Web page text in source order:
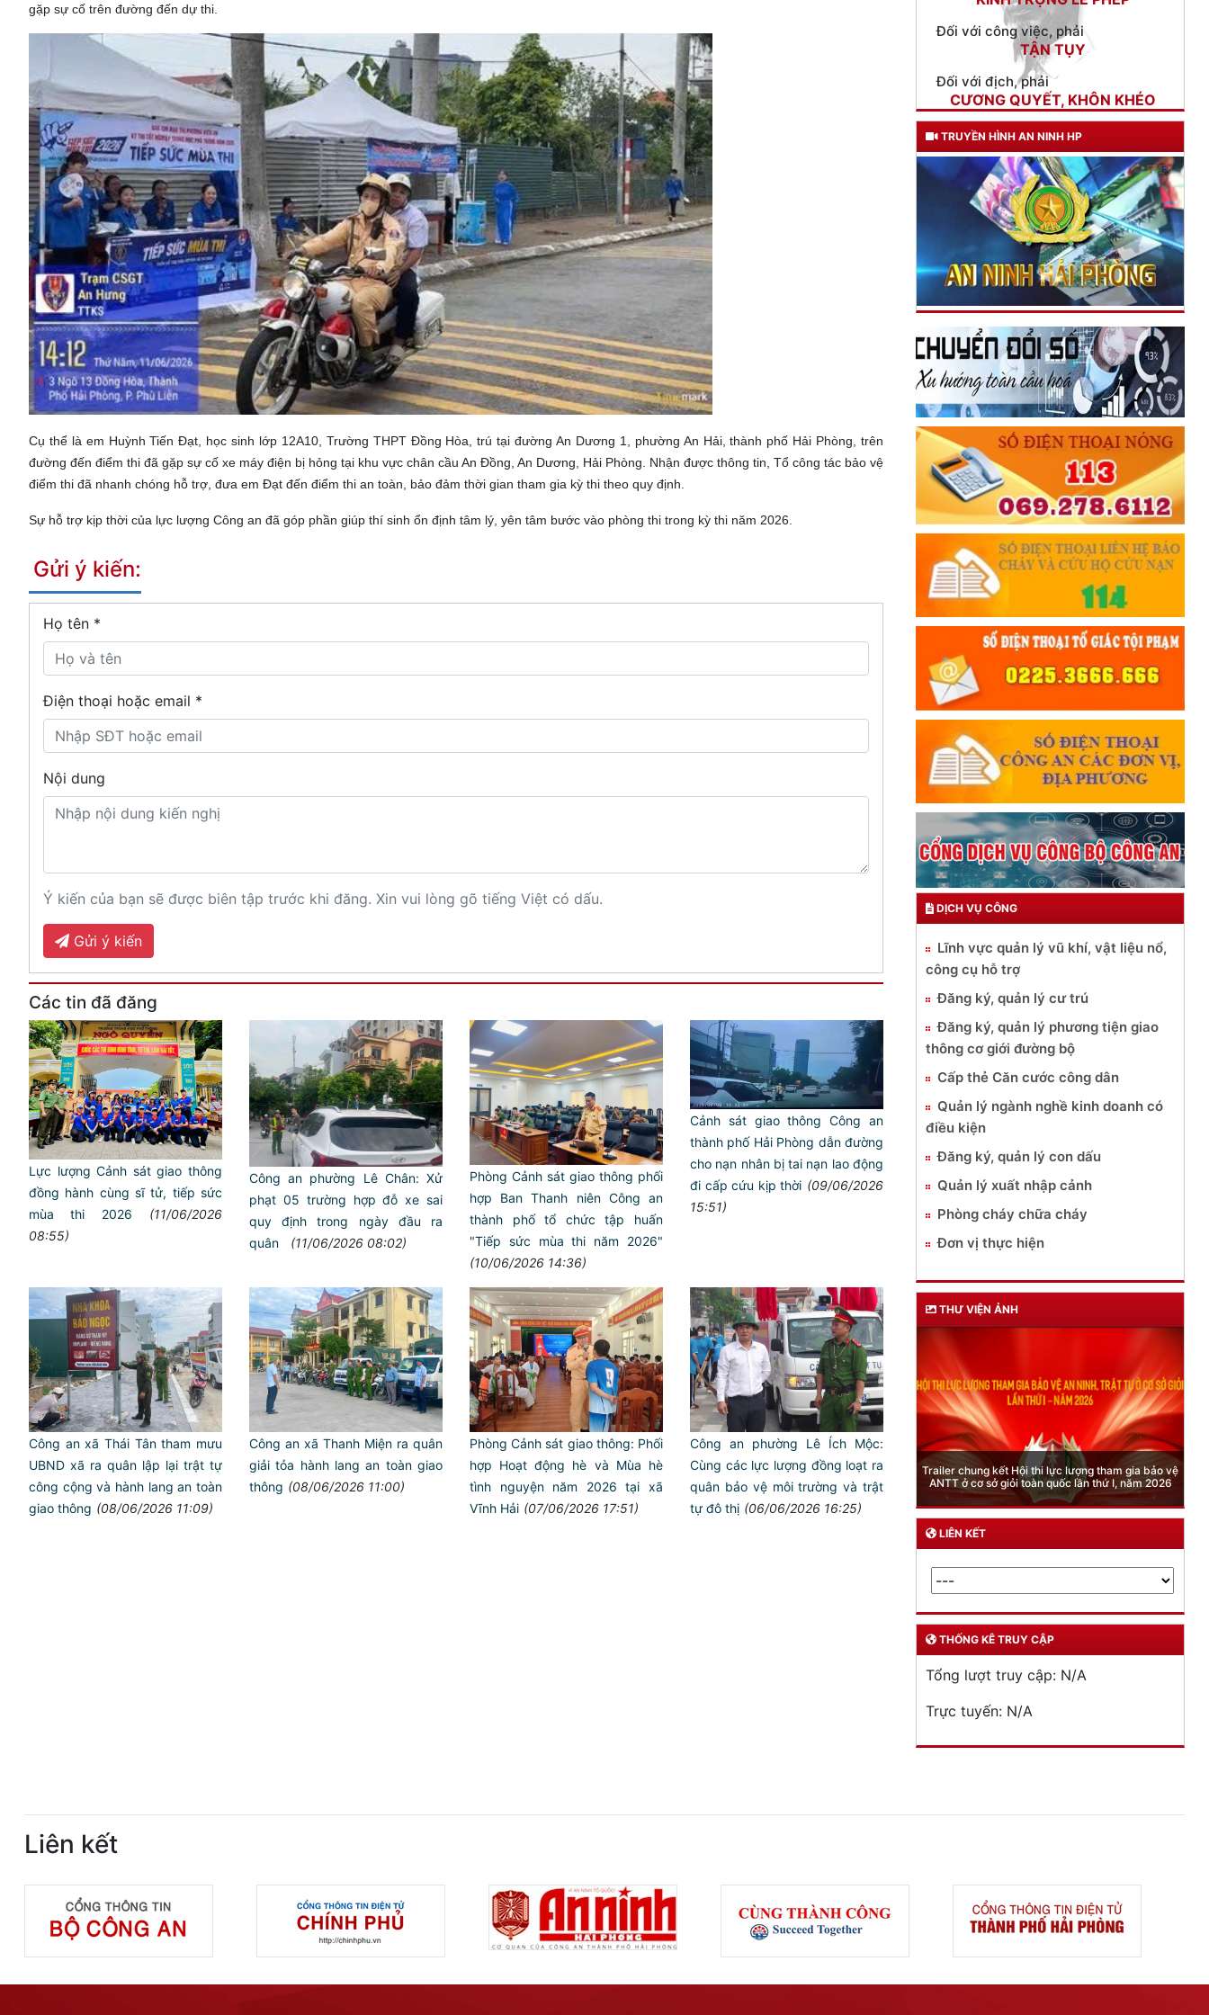
gặp sự cố trên đường đến dự thi.
Cụ thể là em Huỳnh Tiến Đạt, học sinh lớp 12A10, Trường THPT Đồng Hòa, trú tại đường An Dương 1, phường An Hải, thành phố Hải Phòng, trên
đường đến điểm thi đã gặp sự cố xe máy điện bị hỏng tại khu vực chân cầu An Đồng, An Dương, Hải Phòng. Nhận được thông tin, Tổ công tác bảo vệ
điểm thi đã nhanh chóng hỗ trợ, đưa em Đạt đến điểm thi an toàn, bảo đảm thời gian tham gia kỳ thi theo quy định.
Sự hỗ trợ kịp thời của lực lượng Công an đã góp phần giúp thí sinh ổn định tâm lý, yên tâm bước vào phòng thi trong kỳ thi năm 2026.
Gửi ý kiến:
Họ tên *
Điện thoại hoặc email *
Nội dung
Ý kiến của bạn sẽ được biên tập trước khi đăng. Xin vui lòng gõ tiếng Việt có dấu.
Gửi ý kiến
Các tin đã đăng
Lực lượng Cảnh sát giao thông
đồng hành cùng sĩ tử, tiếp sức
mùa thi 2026
(11/06/2026
08:55)
Công an phường Lê Chân: Xử
phạt 05 trường hợp đỗ xe sai
quy định trong ngày đầu ra
quân
(11/06/2026 08:02)
Phòng Cảnh sát giao thông phối
hợp Ban Thanh niên Công an
thành phố tổ chức tập huấn
"Tiếp sức mùa thi năm 2026"
(10/06/2026 14:36)
Cảnh sát giao thông Công an
thành phố Hải Phòng dẫn đường
cho nạn nhân bị tai nạn lao động
đi cấp cứu kịp thời (09/06/2026
15:51)
Công an xã Thái Tân tham mưu
UBND xã ra quân lập lại trật tự
công cộng và hành lang an toàn
giao thông (08/06/2026 11:09)
Công an xã Thanh Miện ra quân
giải tỏa hành lang an toàn giao
thông (08/06/2026 11:00)
Phòng Cảnh sát giao thông: Phối
hợp Hoạt động hè và Mùa hè
tình nguyện năm 2026 tại xã
Vĩnh Hải (07/06/2026 17:51)
Công an phường Lê Ích Mộc:
Cùng các lực lượng đồng loạt ra
quân bảo vệ môi trường và trật
tự đô thị (06/06/2026 16:25)
Đối với địch, phải
CƯƠNG QUYẾT, KHÔN KHÉO
Trích thư Chủ tịch Hồ Chí Minh
gửi Công an Khu XII,
ngày 11 tháng 3 năm 1948.
TRUYỀN HÌNH AN NINH HP
DỊCH VỤ CÔNG
Lĩnh vực quản lý vũ khí, vật liệu nổ,
công cụ hỗ trợ
Đăng ký, quản lý cư trú
Đăng ký, quản lý phương tiện giao
thông cơ giới đường bộ
Cấp thẻ Căn cước công dân
Quản lý ngành nghề kinh doanh có
điều kiện
Đăng ký, quản lý con dấu
Quản lý xuất nhập cảnh
Phòng cháy chữa cháy
Đơn vị thực hiện
THƯ VIỆN ẢNH
Trailer chung kết Hội thi lực lượng tham gia bảo vệ
ANTT ở cơ sở giỏi toàn quốc lần thứ I, năm 2026
Phòng Quản lý xuất nhập cảnh: Hướng dẫn những
quy định mới trong lĩnh vực xuất cảnh, nhập cảnh
của công dân việt nam từ ngày 01/7/2026
LIÊN KẾT
THỐNG KÊ TRUY CẬP
Tổng lượt truy cập: N/A
Trực tuyến: N/A
Liên kết